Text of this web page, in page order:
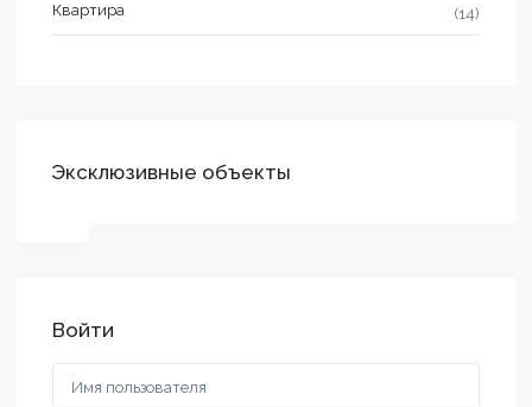
Квартира (14)
Эксклюзивные объекты
Войти